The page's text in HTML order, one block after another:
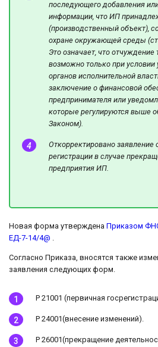
последующего добавления
информации, что ИП
(производственный объект),
охране окружающей среды
Это означает, что отчуждение
возможно только при
органов исполнительной
заключение о финансовой
предпринимателя или
которые регулируются выше
Законом).
Откорректировано заявление
регистрации в случае
предприятия ИП.
Новая форма утверждена Приказом
ЕД-7-14/4@
Согласно Приказа, вносятся также
заявления следующих форм.
Р 21001 (первичная
Р 24001(внесение изменений).
Р 26001(прекращение